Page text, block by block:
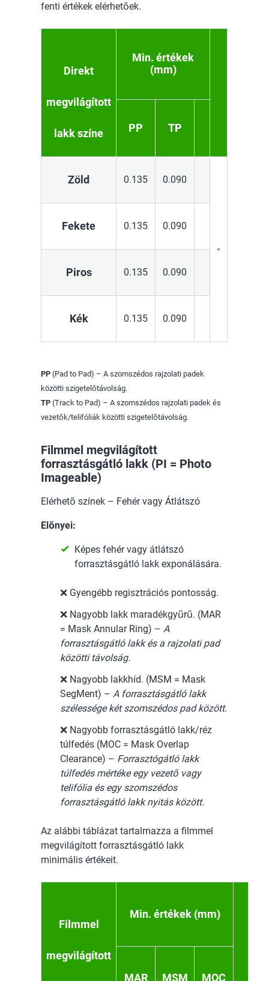
fenti értékek elérhetőek.
Direkt
megvilágított
lakk színe
Min. értékek
(mm)
PP TP
Zöld 0.135 0.090
Fekete 0.135 0.090
Piros 0.135 0.090
Kék 0.135 0.090
PP (Pad to Pad) – A szomszédos rajzolati padek
közötti szigetelőtávolság.
TP (Track to Pad) – A szomszédos rajzolati padek és
vezetők/telifóliák közötti szigetelőtávolság.
Filmmel megvilágított
forrasztásgátló lakk (PI = Photo
Imageable)
Elérhető színek – Fehér vagy Átlátszó
Előnyei:
Képes fehér vagy átlátszó
forrasztásgátló lakk exponálására.
❌ Gyengébb regisztrációs pontosság.
❌ Nagyobb lakk maradékgyűrű. (MAR
= Mask Annular Ring) – A
forrasztásgátló lakk és a rajzolati pad
közötti távolság.
❌ Nagyobb lakkhíd. (MSM = Mask
SegMent) – A forrasztásgátló lakk
szélessége két szomszédos pad között.
❌ Nagyobb forrasztásgátló lakk/réz
túlfedés (MOC = Mask Overlap
Clearance) – Forrasztógátló lakk
túlfedés mértéke egy vezető vagy
telifólia és egy szomszédos
forrasztásgátló lakk nyitás között.
Az alábbi táblázat tartalmazza a filmmel
megvilágított forrasztásgátló lakk
minimális értékeit.
Filmmel
megvilágított
Min. értékek (mm)
MAR MSM MOC